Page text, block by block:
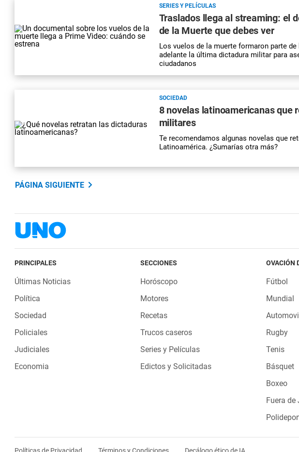
SERIES Y PELÍCULAS
Traslados llega al streaming: el
de la Muerte que debes ver
Los vuelos de la muerte formaron parte
adelante la última dictadura militar para
ciudadanos
SOCIEDAD
8 novelas latinoamericanas que
militares
Te recomendamos algunas novelas que
Latinoamérica. ¿Sumarías otra más?
PÁGINA SIGUIENTE
PRINCIPALES
Últimas Noticias
Política
Sociedad
Policiales
Judiciales
Economia
SECCIONES
Horóscopo
Motores
Recetas
Trucos caseros
Series y Películas
Edictos y Solicitadas
OVACIÓN
Fútbol
Mundial
Rugby
Tenis
Básquet
Boxeo
Fuera de